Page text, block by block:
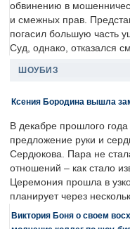
обвинению в
и смежных прав.
погасил большую часть
Суд, однако, отказался
ШОУБИЗ
Ксения Бородина вышла
В декабре прошлого
предложение руки и
Сердюкова. Пара не
отношений – как стало
Церемония прошла в
планирует через
Виктория Боня о своем